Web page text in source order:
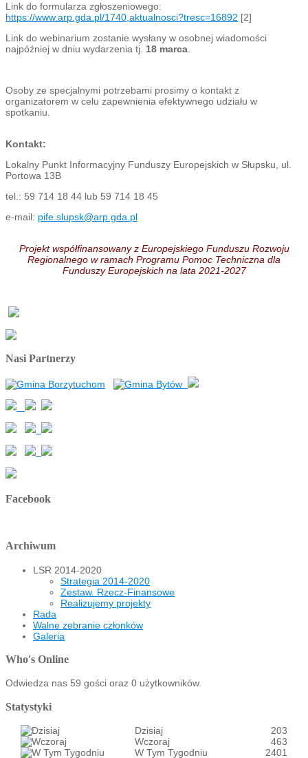
Link do formularza zgłoszeniowego:
https://www.arp.gda.pl/1740,aktualnosci?tresc=16892 [2]
Link do webinarium zostanie wysłany w osobnej wiadomości
najpóźniej w dniu wydarzenia tj. 18 marca.
Osoby ze specjalnymi potrzebami prosimy o kontakt z
organizatorem w celu zapewnienia efektywnego udziału w
spotkaniu.
Kontakt:
Lokalny Punkt Informacyjny Funduszy Europejskich w Słupsku, ul.
Portowa 13B
tel.: 59 714 18 44 lub 59 714 18 45
e-mail: pife.slupsk@arp.gda.pl
Projekt współfinansowany z Europejskiego Funduszu Rozwoju
Regionalnego w ramach Programu Pomoc Techniczna dla
Funduszy Europejskich na lata 2021-2027
Nasi Partnerzy
Facebook
Archiwum
LSR 2014-2020
Strategia 2014-2020
Zestaw. Rzecz-Finansowe
Realizujemy projekty
Rada
Walne zebranie członków
Galeria
Who's Online
Odwiedza nas 59 gości oraz 0 użytkowników.
Statystyki
Dzisiaj
203
Wczoraj
463
W Tym Tygodniu
2401